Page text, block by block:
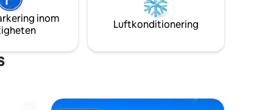
KM FRÅN ELMAS FLYGPLATS
inom
Luftkonditionering